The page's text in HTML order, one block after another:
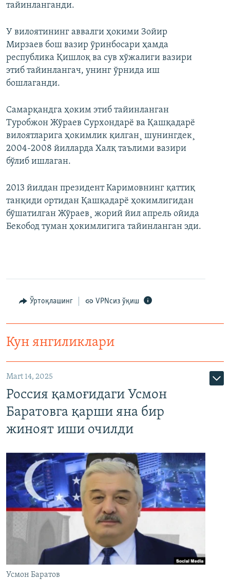
тайинланганди.
У вилоятининг аввалги ҳокими Зойир
Мирзаев бош вазир ўринбосари ҳамда
республика Қишлоқ ва сув хўжалиги вазири
этиб тайинлангач, унинг ўрнида иш
бошлаганди.
Самарқандга ҳоким этиб тайинланган
Туробжон Жўраев Сурхондарë ва Қашқадарë
вилоятларига ҳокимлик қилган¸ шунингдек¸
2004-2008 йилларда Халқ таълими вазири
бўлиб ишлаган.
2013 йилдан президент Каримовнинг қаттиқ
танқиди ортидан Қашқадарë ҳокимлигидан
бўшатилган Жўраев¸ жорий йил апрель ойида
Бекобод туман ҳокимлигига тайинланган эди.
Ўртоқлашинг VPNсиз ўқиш
Кун янгиликлари
Mart 14, 2025
Россия қамоғидаги Усмон
Баратовга қарши яна бир
жиноят иши очилди
Усмон Баратов